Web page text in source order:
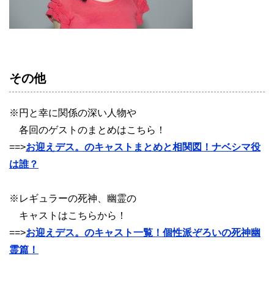
その他
※円と幸に関係の深い人物や
各回のゲストのまとめはこちら！
==>お迎えデス。のキャストまとめと相関図！ナベシマ役
は誰？
※レギュラーの死神、幽霊の
キャストはこちらから！
==>お迎えデス。のキャスト一覧！個性派ぞろいの死神幽
霊篇！